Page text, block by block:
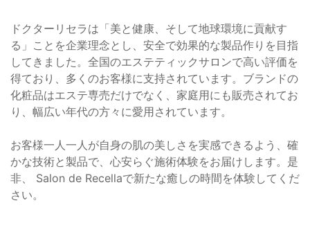
ドクターリセラは「美と健康、そして地球環境に貢献す
る」ことを企業理念とし、安全で効果的な製品作りを目指
してきました。全国のエステティックサロンで高い評価を
得ており、多くのお客様に支持されています。ブランドの
化粧品はエステ専売だけでなく、家庭用にも販売されてお
り、幅広い年代の方々に愛用されています。
お客様一人一人が自身の肌の美しさを実感できるよう、確
かな技術と製品で、心安らぐ施術体験をお届けします。是
非、 Salon de Recellaで新たな癒しの時間を体験してくだ
さい。